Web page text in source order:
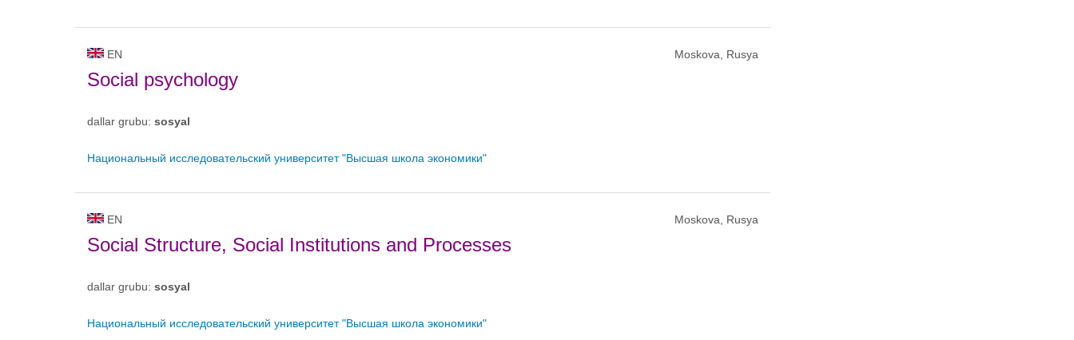
EN Moskova, Rusya
Social psychology
dallar grubu: sosyal
Национальный исследовательский университет "Высшая школа экономики"
EN Moskova, Rusya
Social Structure, Social Institutions and Processes
dallar grubu: sosyal
Национальный исследовательский университет "Высшая школа экономики"